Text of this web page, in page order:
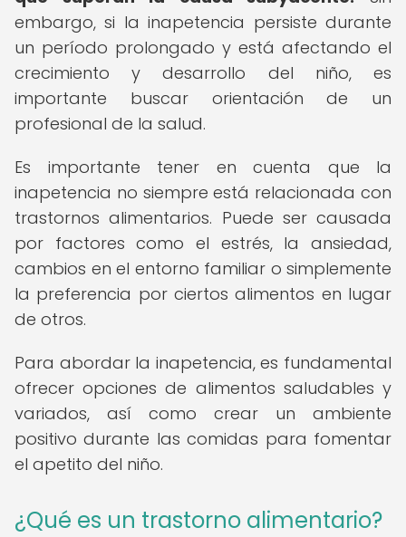
embargo, si la inapetencia persiste durante
un período prolongado y está afectando el
crecimiento y desarrollo del niño, es
importante buscar orientación de un
profesional de la salud.
Es importante tener en cuenta que la
inapetencia no siempre está relacionada con
trastornos alimentarios. Puede ser causada
por factores como el estrés, la ansiedad,
cambios en el entorno familiar o simplemente
la preferencia por ciertos alimentos en lugar
de otros.
Para abordar la inapetencia, es fundamental
ofrecer opciones de alimentos saludables y
variados, así como crear un ambiente
positivo durante las comidas para fomentar
el apetito del niño.
¿Qué es un trastorno alimentario?